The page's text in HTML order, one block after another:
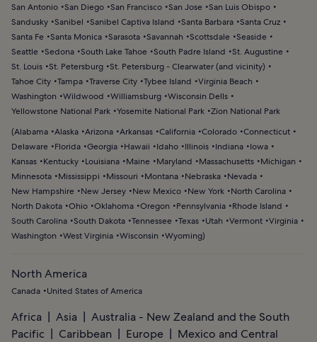
San Antonio San Diego San Francisco San Jose San Luis Obispo
Sandusky Sanibel Sanibel Captiva Island Santa Barbara Santa Cruz
Santa Fe Santa Monica Sarasota Savannah Scottsdale Seaside
Seattle Sedona South Lake Tahoe South Padre Island
St. Augustine
St. Louis St. Petersburg St. Petersburg - Clearwater (and vicinity)
Tahoe City Tampa Traverse City Tybee Island
Virginia Beach
Washington
Wildwood Williamsburg Wisconsin Dells
Yellowstone National Park Yosemite National Park Zion National Park
(Alabama Alaska Arizona Arkansas California Colorado Connecticut
Delaware
Florida Georgia Hawaii Idaho Illinois Indiana
Iowa
Kansas
Kentucky Louisiana Maine Maryland Massachusetts
Michigan
Minnesota
Mississippi Missouri Montana Nebraska
Nevada
New Hampshire
New Jersey New Mexico New York
North Carolina
North Dakota Ohio Oklahoma Oregon Pennsylvania
Rhode Island
South Carolina South Dakota Tennessee Texas Utah Vermont Virginia
Washington
West Virginia Wisconsin Wyoming)
North America
Canada United States of America
Africa Asia
Australia - New Zealand and the South
Pacific
Caribbean Europe
Mexico and Central